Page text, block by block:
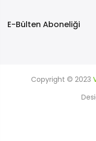
E-Bülten Aboneliği
Copyright © 2023